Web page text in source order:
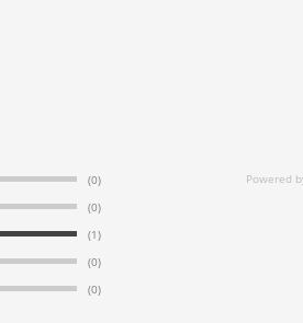
(0)
(0)
(1)
(0)
(0)